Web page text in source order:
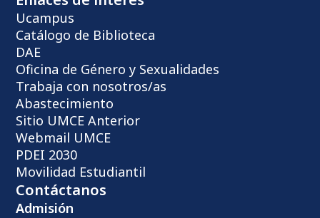
Ucampus
Catálogo de Biblioteca
DAE
Oficina de Género y Sexualidades
Trabaja con nosotros/as
Abastecimiento
Sitio UMCE Anterior
Webmail UMCE
PDEI 2030
Movilidad Estudiantil
Contáctanos
Admisión